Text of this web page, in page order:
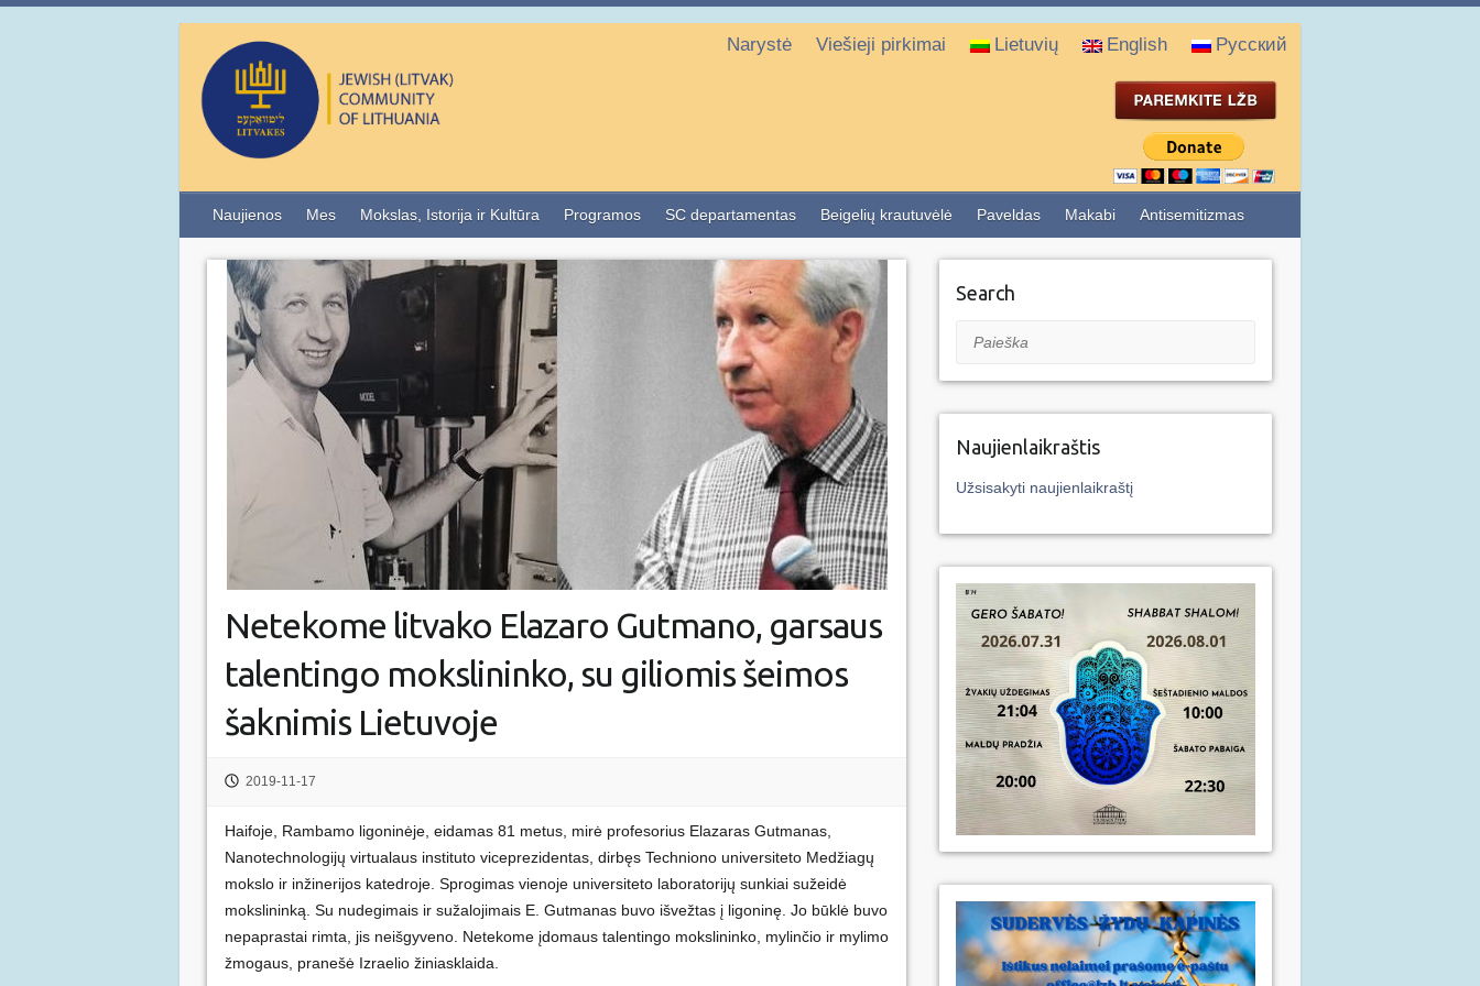
Narystė Viešieji pirkimai Lietuvių English Русский
Naujienos Mes Mokslas, Istorija ir Kultūra Programos SC departamentas Beigelių krautuvėlė Paveldas Makabi Antisemitizmas
Netekome litvako Elazaro Gutmano, garsaus
talentingo mokslininko, su giliomis šeimos
šaknimis Lietuvoje
2019-11-17
Haifoje, Rambamo ligoninėje, eidamas 81 metus, mirė profesorius Elazaras Gutmanas,
Nanotechnologijų virtualaus instituto viceprezidentas, dirbęs Techniono universiteto Medžiagų
mokslo ir inžinerijos katedroje. Sprogimas vienoje universiteto laboratorijų sunkiai sužeidė
mokslininką. Su nudegimais ir sužalojimais E. Gutmanas buvo išvežtas į ligoninę. Jo būklė buvo
nepaprastai rimta, jis neišgyveno. Netekome įdomaus talentingo mokslininko, mylinčio ir mylimo
žmogaus, pranešė Izraelio žiniasklaida.
Search
Paieška
Naujienlaikraštis
Užsisakyti naujienlaikraštį